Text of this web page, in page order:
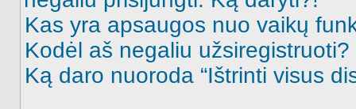
Kas yra apsaugos nuo vaikų
Kodėl aš negaliu užsiregistruoti?
Ką daro nuoroda “Ištrinti visus